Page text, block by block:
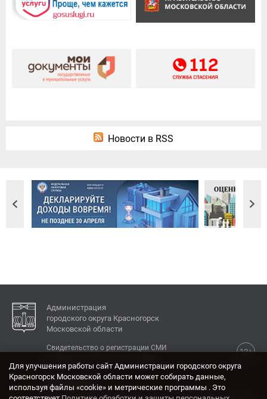
Новости в RSS
Администрация
городского округа Красногорск
Московской области
12+
Свидетельство о регистрации СМИ
КОНТАКТЫ
Для улучшения работы сайт Администрации городского округа
Красногорск Московской области может собирать данные,
используя файлы «cookie» и метрические программы . Это